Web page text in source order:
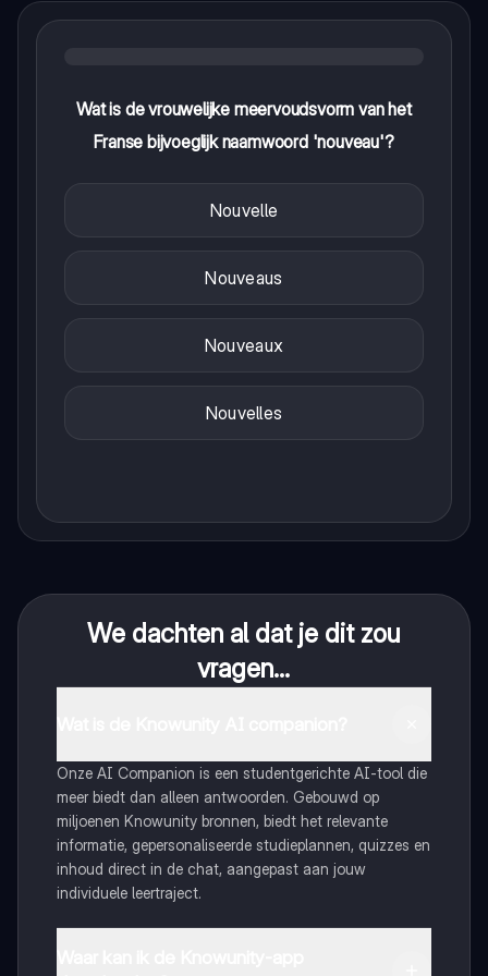
Wat is de vrouwelijke meervoudsvorm van het
Franse bijvoeglijk naamwoord 'nouveau'?
Nouvelle
Nouveaus
Nouveaux
Nouvelles
We dachten al dat je dit zou
vragen...
Onze AI Companion is een studentgerichte AI-tool die
meer biedt dan alleen antwoorden. Gebouwd op
miljoenen Knowunity bronnen, biedt het relevante
informatie, gepersonaliseerde studieplannen, quizzes en
inhoud direct in de chat, aangepast aan jouw
individuele leertraject.